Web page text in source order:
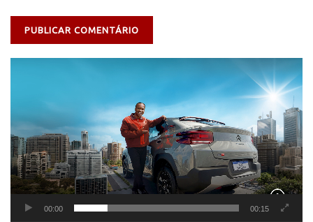
00:00 00:15